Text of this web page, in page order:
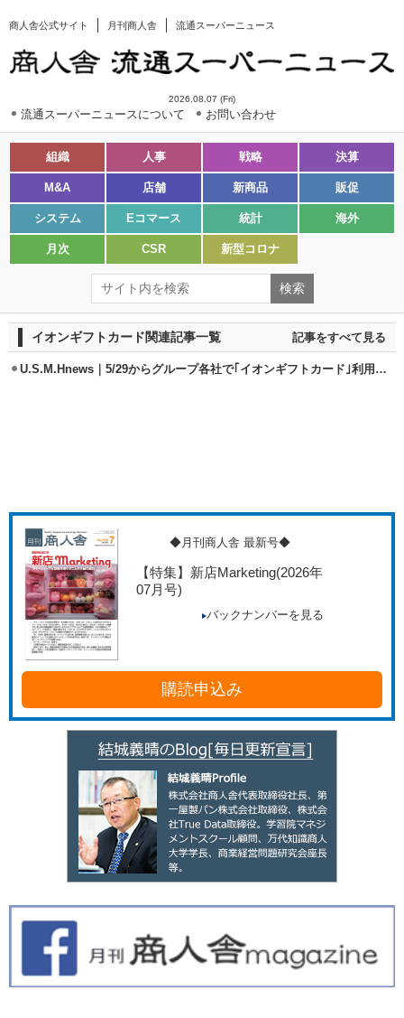
商人舎公式サイト 月刊商人舎 流通スーパーニュース
2026.08.07 (Fri)
流通スーパーニュースについて お問い合わせ
組織 人事 戦略 決算
M&A 店舗 新商品 販促
システム Eコマース 統計 海外
月次 CSR 新型コロナ
イオンギフトカード関連記事一覧 記事をすべて見る
U.S.M.Hnews｜5/29からグループ各社で｢イオンギフトカード｣利用可能
◆月刊商人舎 最新号◆
【特集】新店Marketing(2026年
07月号)
バックナンバーを見る
購読申込み